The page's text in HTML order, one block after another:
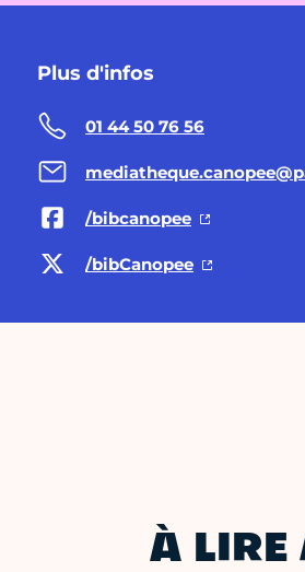
Plus d'infos
01 44 50 76 56
/bibcanopee
/bibCanopee
À LIRE